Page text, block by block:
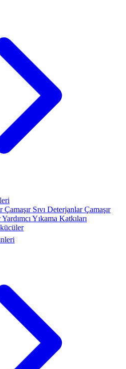
Çamaşır Sıvı DeterjanlarÇamaşır
Yardımcı Yıkama Katkıları